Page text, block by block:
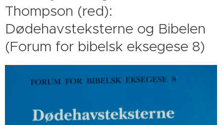
Thompson (red):
Dødehavsteksterne og Bibelen
(Forum for bibelsk eksegese 8)